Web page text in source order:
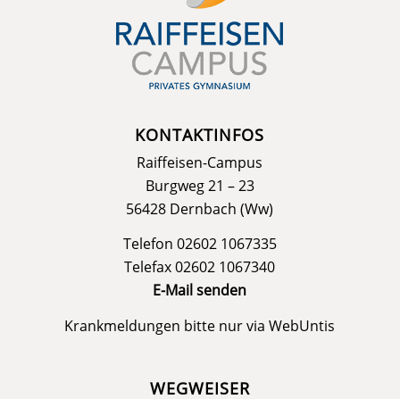
KONTAKTINFOS
Raiffeisen-Campus
Burgweg 21 – 23
56428 Dernbach (Ww)
Telefon 02602 1067335
Telefax 02602 1067340
E-Mail senden
Krankmeldungen bitte nur viaWebUntis
WEGWEISER